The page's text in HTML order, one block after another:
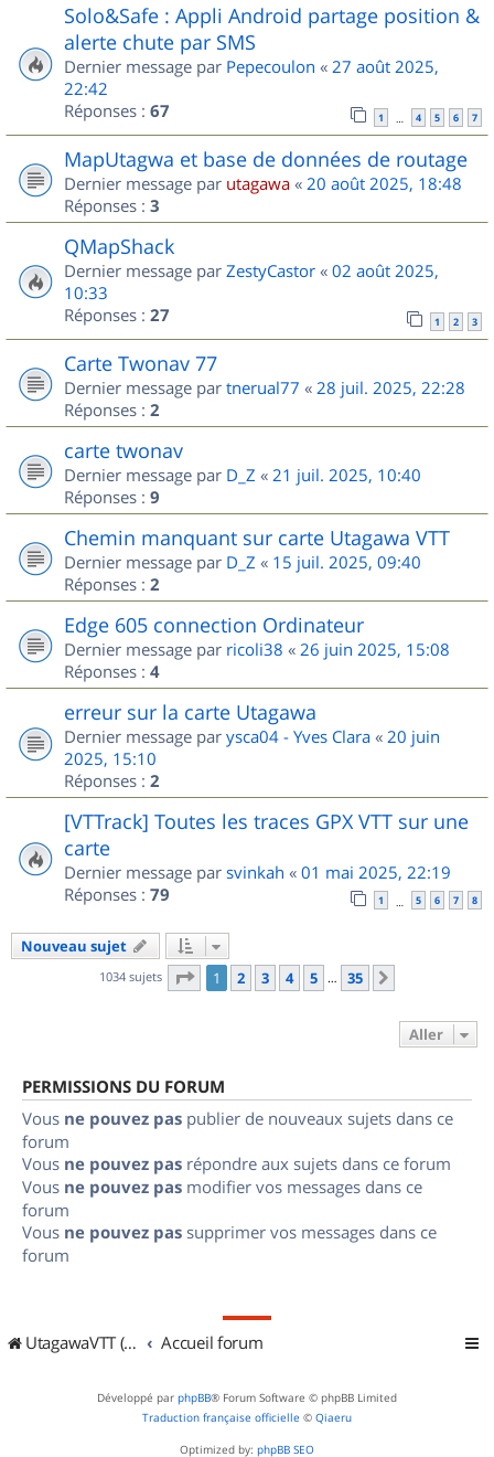
Solo&Safe : Appli Android partage position &
alerte chute par SMS
Dernier message par Pepecoulon « 27 août 2025,
22:42
Réponses : 67 1 … 4 5 6 7
MapUtagwa et base de données de routage
Dernier message par utagawa « 20 août 2025, 18:48
Réponses : 3
QMapShack
Dernier message par ZestyCastor « 02 août 2025,
10:33
Réponses : 27 1 2 3
Carte Twonav 77
Dernier message par tnerual77 « 28 juil. 2025, 22:28
Réponses : 2
carte twonav
Dernier message par D_Z « 21 juil. 2025, 10:40
Réponses : 9
Chemin manquant sur carte Utagawa VTT
Dernier message par D_Z « 15 juil. 2025, 09:40
Réponses : 2
Edge 605 connection Ordinateur
Dernier message par ricoli38 « 26 juin 2025, 15:08
Réponses : 4
erreur sur la carte Utagawa
Dernier message par ysca04 - Yves Clara « 20 juin
2025, 15:10
Réponses : 2
[VTTrack] Toutes les traces GPX VTT sur une
carte
Dernier message par svinkah « 01 mai 2025, 22:19
Réponses : 79 1 … 5 6 7 8
Nouveau sujet
1034 sujets Page 1sur
1 2 3 4 5 … 35
Aller
PERMISSIONS DU FORUM
Vous ne pouvez pas publier de nouveaux sujets dans ce
forum
Vous ne pouvez pas répondre aux sujets dans ce forum
Vous ne pouvez pas modifier vos messages dans ce
forum
Vous ne pouvez pas supprimer vos messages dans ce
forum
UtagawaVTT (Randos VTT et VTTAE avec traces GPS) Accueil forum
Développé par phpBB® Forum Software © phpBB Limited
Traduction française officielle © Qiaeru
Optimized by: phpBB SEO